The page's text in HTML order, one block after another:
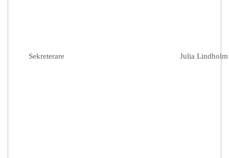
Sekreterare Julia Lindholm